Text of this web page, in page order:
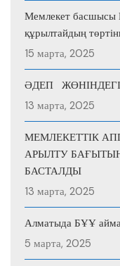
Мемлекет басшысы
құрылтайдың
15 марта, 2025
ӘДЕП
13 марта, 2025
МЕМЛЕКЕТТІК
АРЫЛТУ
БАСТАЛДЫ
13 марта, 2025
Алматыда БҰҰ
5 марта, 2025